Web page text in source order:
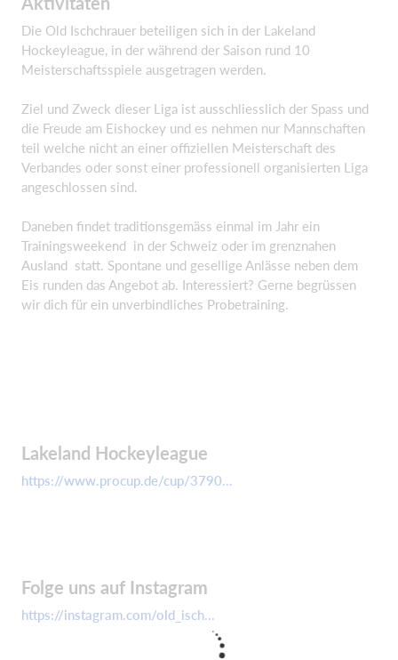
Die Old Ischchrauer beteiligen sich in der Lakeland
Hockeyleague, in der während der Saison rund 10
Meisterschaftsspiele ausgetragen werden.
Ziel und Zweck dieser Liga ist ausschliesslich der Spass und
die Freude am Eishockey und es nehmen nur Mannschaften
teil welche nicht an einer offiziellen Meisterschaft des
Verbandes oder sonst einer professionell organisierten Liga
angeschlossen sind.
Daneben findet traditionsgemäss einmal im Jahr ein
Trainingsweekend in der Schweiz oder im grenznahen
Ausland statt. Spontane und gesellige Anlässe neben dem
Eis runden das Angebot ab. Interessiert? Gerne begrüssen
wir dich für ein unverbindliches Probetraining.
Lakeland Hockeyleague
https://www.procup.de/cup/3790...
Folge uns auf Instagram
https://instagram.com/old_isch...